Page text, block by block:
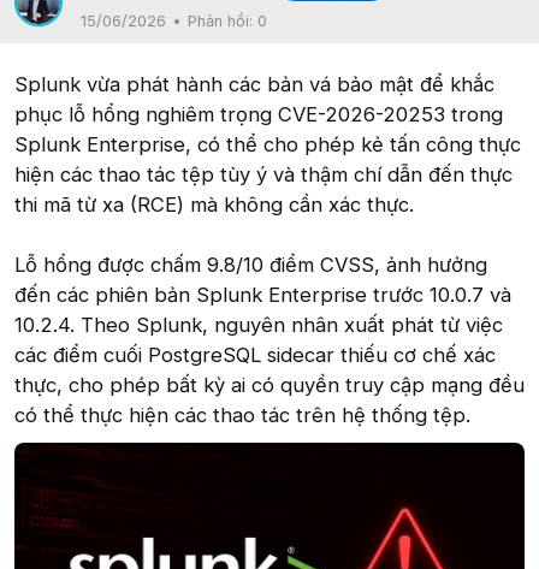
15/06/2026
Phản hồi: 0
Splunk vừa phát hành các bản vá bảo mật để khắc
phục lỗ hổng nghiêm trọng CVE-2026-20253 trong
Splunk Enterprise, có thể cho phép kẻ tấn công thực
hiện các thao tác tệp tùy ý và thậm chí dẫn đến thực
thi mã từ xa (RCE) mà không cần xác thực.
Lỗ hổng được chấm 9.8/10 điểm CVSS, ảnh hưởng
đến các phiên bản Splunk Enterprise trước 10.0.7 và
10.2.4. Theo Splunk, nguyên nhân xuất phát từ việc
các điểm cuối PostgreSQL sidecar thiếu cơ chế xác
thực, cho phép bất kỳ ai có quyền truy cập mạng đều
có thể thực hiện các thao tác trên hệ thống tệp.